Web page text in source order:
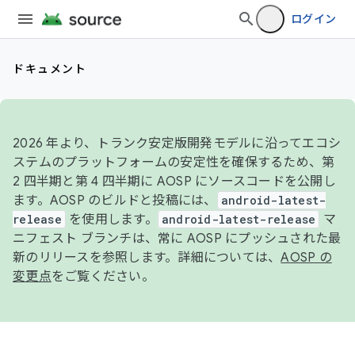
ログイン
ドキュメント
2026 年より、トランク安定版開発モデルに沿ってエコシ
ステムのプラットフォームの安定性を確保するため、第
2 四半期と第 4 四半期に AOSP にソースコードを公開し
ます。AOSP のビルドと投稿には、
android-latest-
release
を使用します。 android-latest-release
マ
ニフェスト ブランチは、常に AOSP にプッシュされた最
新のリリースを参照します。詳細については、AOSP の
変更点をご覧ください。